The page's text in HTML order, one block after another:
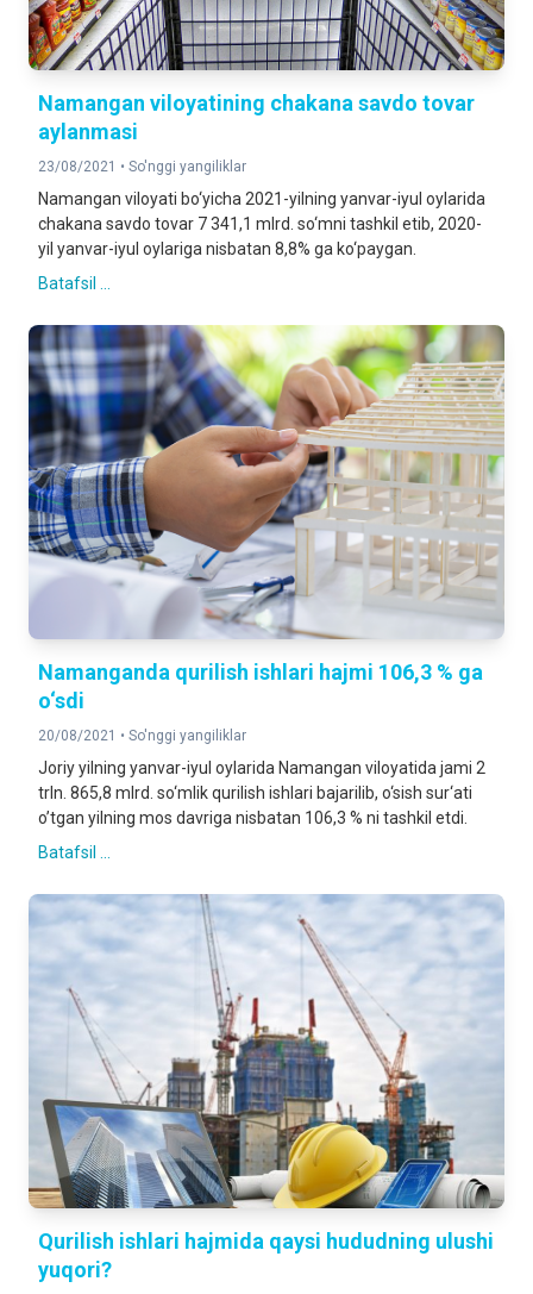
Namangan viloyatining chakana savdo tovar
aylanmasi
23/08/2021 • So'nggi yangiliklar
Namangan viloyati bo‘yicha 2021-yilning yanvar-iyul oylarida
chakana savdo tovar 7 341,1 mlrd. so‘mni tashkil etib, 2020-
yil yanvar-iyul oylariga nisbatan 8,8% ga ko‘paygan.
Batafsil ...
Namanganda qurilish ishlari hajmi 106,3 % ga
o‘sdi
20/08/2021 • So'nggi yangiliklar
Joriy yilning yanvar-iyul oylarida Namangan viloyatida jami 2
trln. 865,8 mlrd. so‘mlik qurilish ishlari bajarilib, o‘sish sur‘ati
o’tgan yilning mos davriga nisbatan 106,3 % ni tashkil etdi.
Batafsil ...
Qurilish ishlari hajmida qaysi hududning ulushi
yuqori?